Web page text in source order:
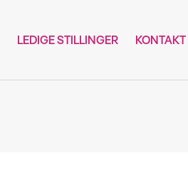
LEDIGE STILLINGER KONTAKT